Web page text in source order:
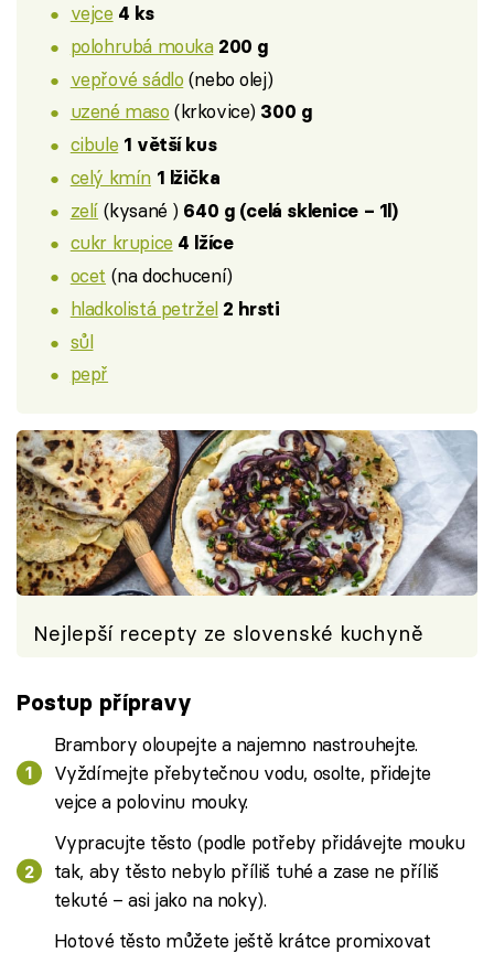
vejce 4 ks
polohrubá mouka 200 g
vepřové sádlo (nebo olej)
uzené maso (krkovice) 300 g
cibule 1 větší kus
celý kmín 1 lžička
zelí (kysané ) 640 g (celá sklenice – 1l)
cukr krupice 4 lžíce
ocet (na dochucení)
hladkolistá petržel 2 hrsti
sůl
pepř
Nejlepší recepty ze slovenské kuchyně
Postup přípravy
Brambory oloupejte a najemno nastrouhejte.
Vyždímejte přebytečnou vodu, osolte, přidejte
vejce a polovinu mouky.
Vypracujte těsto (podle potřeby přidávejte mouku
tak, aby těsto nebylo příliš tuhé a zase ne příliš
tekuté – asi jako na noky).
Hotové těsto můžete ještě krátce promixovat